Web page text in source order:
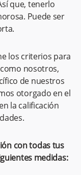
que, tenerlo
Puede ser
los criterios para
nosotros,
de nuestros
otorgado en el
la calificación
con todas tus
medidas: